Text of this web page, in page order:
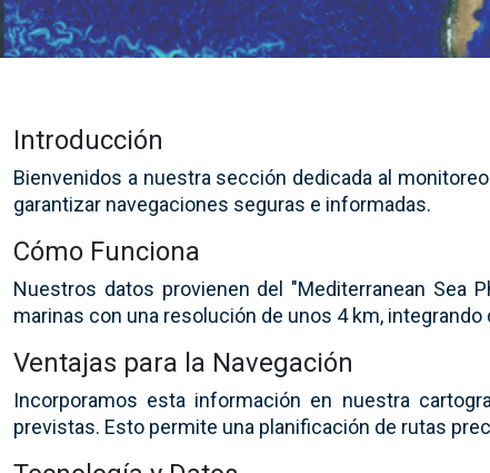
Introducción
Bienvenidos a nuestra sección dedicada al
garantizar navegaciones seguras e informadas.
Cómo Funciona
Nuestros datos provienen del "Mediterranean Sea
marinas con una resolución de unos 4 km,
Ventajas para la Navegación
Incorporamos esta información en nuestra
previstas. Esto permite una planificación de rutas